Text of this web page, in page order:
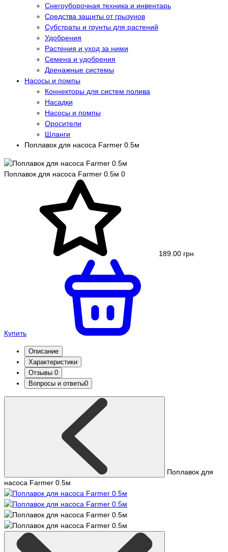
Снегоуборочная техника и инвентарь
Средства защиты от грызунов
Субстраты и грунты для растений
Удобрения
Растения и уход за ними
Семена и удобрения
Дренажные системы
Насосы и помпы
Коннекторы для систем полива
Насадки
Насосы и помпы
Оросители
Шланги
Поплавок для насоса Farmer 0.5м
Поплавок для насоса Farmer 0.5м 0
189.00 грн
Купить
Описание
Характеристики
Отзывы 0
Вопросы и ответы0
Поплавок для
насоса Farmer 0.5м